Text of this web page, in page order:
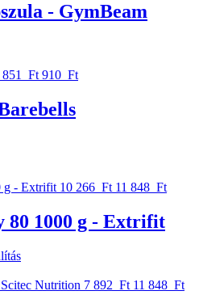
- GymBeam
851 Ft 910 Ft
10 266 Ft 11 848 Ft
80 1000 g - Extrifit
7 892 Ft 11 848 Ft